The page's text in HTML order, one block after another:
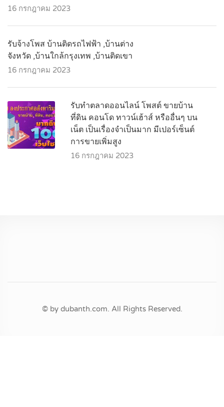
16 กรกฎาคม 2023
รับจ้างโพส บ้านติดรถไฟฟ้า ,บ้านต่าง
จังหวัด ,บ้านใกล้กรุงเทพ ,บ้านติดเขา
16 กรกฎาคม 2023
รับทำตลาดออนไลน์ โพสต์ ขายบ้าน
ที่ดิน คอนโด ทาวน์เฮ้าส์ หรืออื่นๆ บน
เน็ต เป็นเรื่องจำเป็นมาก มีเปอร์เซ็นต์
การขายเพิ่มสูง
16 กรกฎาคม 2023
© by dubanth.com. All Rights Reserved.